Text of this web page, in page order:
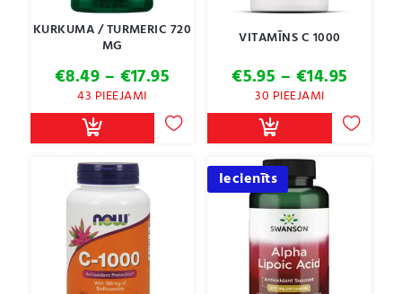
KURKUMA / TURMERIC 720
MG
€8.49 – €17.95
€8.49
through
€17.95
43 PIEEJAMI
VITAMĪNS C 1000
€5.95 – €14.95
€5.95
30 PIEEJAMI
Iecienīts